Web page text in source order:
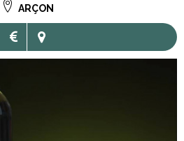
ARÇON